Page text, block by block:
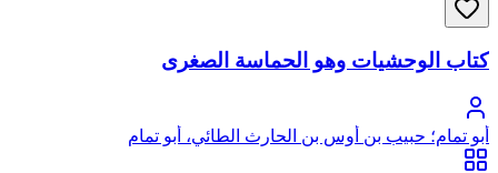
كتاب الوحشيات وهو الحماسة الصغرى
أبو تمام؛ حبيب بن أوس بن الحارث الطائي، أبو تمام